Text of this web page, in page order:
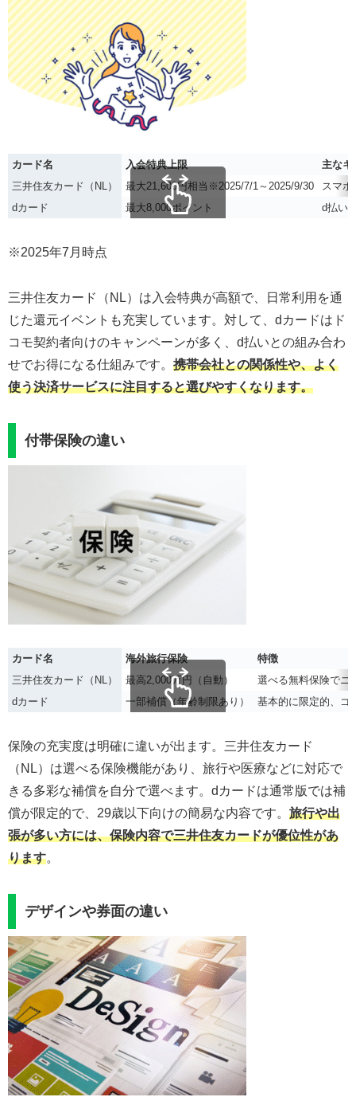
カード名 入会特典上限
主なキ
三井住友カード（NL）
最大21,600円相当※2025/7/1～2025/9/30
スマホ
dカード
最大8,000ポイント d払い
※2025年7月時点
三井住友カード（NL）は入会特典が高額で、日常利用を通
じた還元イベントも充実しています。対して、dカードはド
コモ契約者向けのキャンペーンが多く、d払いとの組み合わ
せでお得になる仕組みです。 携帯会社との関係性や、よく
使う決済サービスに注目すると選びやすくなります。
付帯保険の違い
カード名 海外旅行保険
特徴
三井住友カード（NL）
最高2,000万円（自動）
選べる無料保険でニ
dカード
一部補償（年齢制限あり） 基本的に限定的、ゴ
保険の充実度は明確に違いが出ます。三井住友カード
（NL）は選べる保険機能があり、旅行や医療などに対応で
きる多彩な補償を自分で選べます。dカードは通常版では補
償が限定的で、29歳以下向けの簡易な内容です。 旅行や出
張が多い方には、保険内容で三井住友カードが優位性があ
ります。
デザインや券面の違い